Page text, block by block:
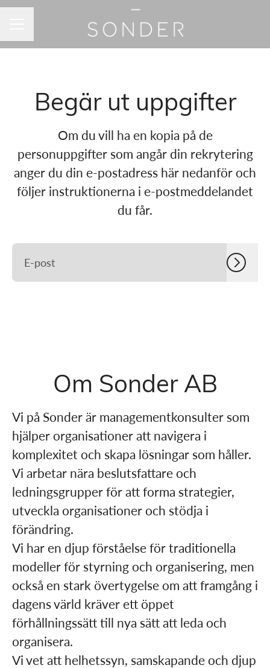
Begär ut uppgifter
Om du vill ha en kopia på de
personuppgifter som angår din rekrytering
anger du din e-postadress här nedanför och
följer instruktionerna i e-postmeddelandet
du får.
Om Sonder AB
Vi på Sonder är managementkonsulter som
hjälper organisationer att navigera i
komplexitet och skapa lösningar som håller.
Vi arbetar nära beslutsfattare och
ledningsgrupper för att forma strategier,
utveckla organisationer och stödja i
förändring.
Vi har en djup förståelse för traditionella
modeller för styrning och organisering, men
också en stark övertygelse om att framgång i
dagens värld kräver ett öppet
förhållningssätt till nya sätt att leda och
organisera.
Vi vet att helhetssyn, samskapande och djup